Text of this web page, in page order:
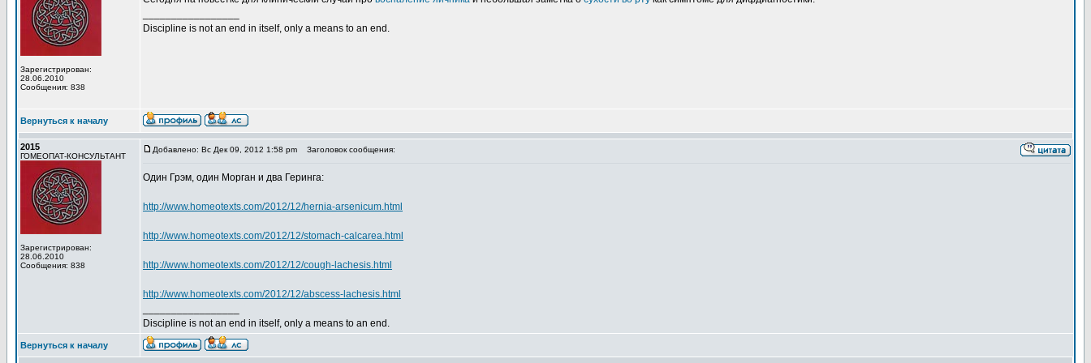
Зарегистрирован:
28.06.2010
Сообщения: 838
Discipline is not an end in itself, only a means to an end.
Вернуться к началу
2015
ГОМЕОПАТ-КОНСУЛЬТАНТ
Зарегистрирован:
28.06.2010
Сообщения: 838
Добавлено: Вс Дек 09, 2012 1:58 pm Заголовок сообщения:
Один Грэм, один Морган и два Геринга:
http://www.homeotexts.com/2012/12/hernia-arsenicum.html
http://www.homeotexts.com/2012/12/stomach-calcarea.html
http://www.homeotexts.com/2012/12/cough-lachesis.html
http://www.homeotexts.com/2012/12/abscess-lachesis.html
Discipline is not an end in itself, only a means to an end.
Вернуться к началу